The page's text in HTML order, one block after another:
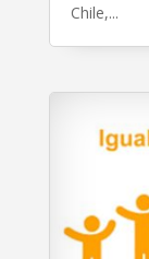
Chile,...